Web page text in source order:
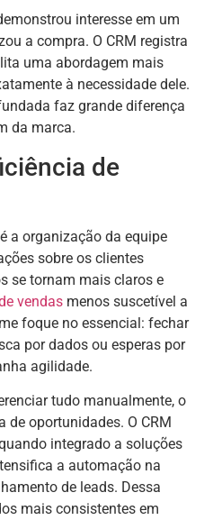
interesse em um
a compra. O CRM registra
uma abordagem mais
à necessidade dele.
faz grande diferença
da marca.
de
a organização da equipe
sobre os clientes
se tornam mais claros e
vendas menos suscetível a
foque no essencial: fechar
por dados ou esperas por
agilidade.
tudo manualmente, o
de oportunidades. O CRM
integrado a soluções
a automação na
de leads. Dessa
mais consistentes em